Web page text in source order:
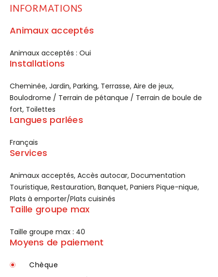
INFORMATIONS
Animaux acceptés
Animaux acceptés : Oui
Installations
Cheminée, Jardin, Parking, Terrasse, Aire de jeux,
Boulodrome / Terrain de pétanque / Terrain de boule de
fort, Toilettes
Langues parlées
Français
Services
Animaux acceptés, Accès autocar, Documentation
Touristique, Restauration, Banquet, Paniers Pique-nique,
Plats à emporter/Plats cuisinés
Taille groupe max
Taille groupe max : 40
Moyens de paiement
Chèque